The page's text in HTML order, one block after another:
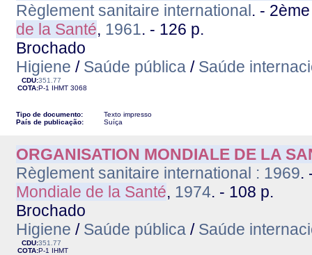
Règlement sanitaire international. -
de la Santé, 1961. - 126 p.
Brochado
Higiene / Saúde pública / Saúde
CDU:351.77
COTA:P-1 IHMT 3068
Tipo de documento:
Texto impresso
País de publicação:
Suíça
ORGANISATION MONDIALE DE LA
Règlement sanitaire international : 1969.
Mondiale de la Santé, 1974. - 108 p.
Brochado
Higiene / Saúde pública / Saúde
CDU:351.77
COTA:P-1 IHMT